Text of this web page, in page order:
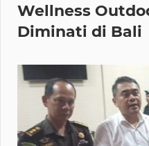
Wellness
Diminati di Bali